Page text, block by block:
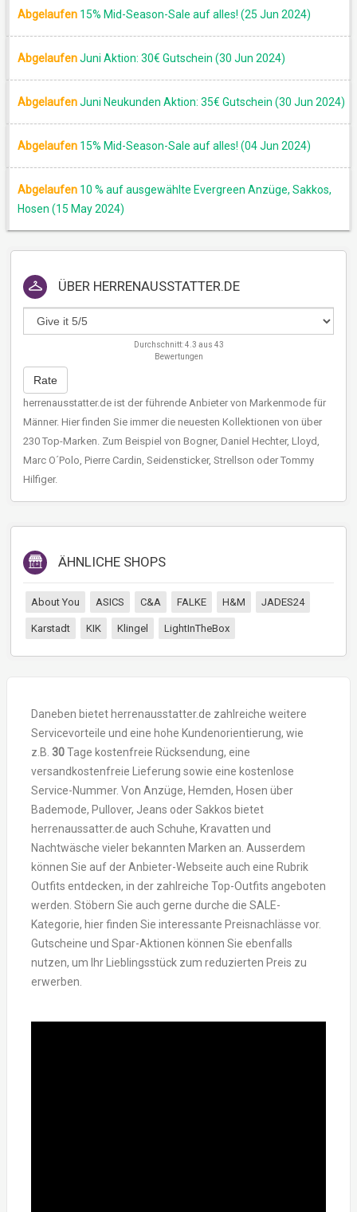
Abgelaufen 15% Mid-Season-Sale auf alles! (25 Jun 2024)
AbgelaufenJuni Aktion: 30€ Gutschein (30 Jun 2024)
AbgelaufenJuni Neukunden Aktion: 35€ Gutschein (30 Jun 2024)
Abgelaufen 15% Mid-Season-Sale auf alles! (04 Jun 2024)
Abgelaufen 10 % auf ausgewählte Evergreen Anzüge, Sakkos,
Hosen (15 May 2024)
ÜBER HERRENAUSSTATTER.DE
Durchschnitt:4.3 aus 43
Bewertungen
Rate
herrenausstatter.de ist der führende Anbieter von Markenmode für
Männer. Hier finden Sie immer die neuesten Kollektionen von über
230 Top-Marken. Zum Beispiel von Bogner, Daniel Hechter, Lloyd,
Marc O´Polo, Pierre Cardin, Seidensticker, Strellson oder Tommy
Hilfiger.
ÄHNLICHE SHOPS
About You ASICS C&A FALKE H&M JADES24
Karstadt KIK Klingel LightInTheBox
Daneben bietet herrenausstatter.de zahlreiche weitere
Servicevorteile und eine hohe Kundenorientierung, wie
z.B. 30Tage kostenfreie Rücksendung, eine
versandkostenfreie Lieferung sowie eine kostenlose
Service-Nummer. Von Anzüge, Hemden, Hosen über
Bademode, Pullover, Jeans oder Sakkos bietet
herrenaussatter.de auch Schuhe, Kravatten und
Nachtwäsche vieler bekannten Marken an. Ausserdem
können Sie auf der Anbieter-Webseite auch eine Rubrik
Outfits entdecken, in der zahlreiche Top-Outfits angeboten
werden. Stöbern Sie auch gerne durche die SALE-
Kategorie, hier finden Sie interessante Preisnachlässe vor.
Gutscheine und Spar-Aktionen können Sie ebenfalls
nutzen, um Ihr Lieblingsstück zum reduzierten Preis zu
erwerben.